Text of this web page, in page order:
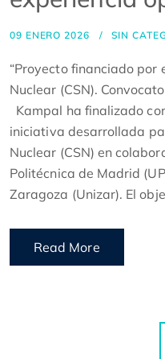
09 ENERO 2026 SIN
“Proyecto financiado por
Nuclear (CSN).
Kampal ha finalizado
iniciativa desarrollada
Nuclear (CSN) en
Politécnica de Madrid
Zaragoza (Unizar). El
Read More